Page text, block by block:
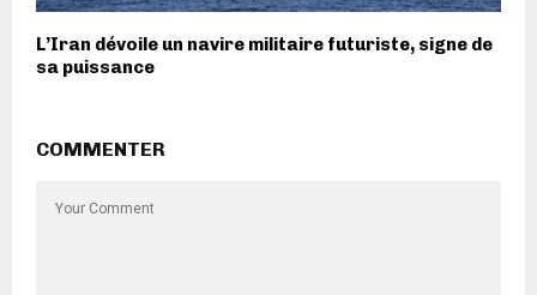
L’Iran dévoile un navire militaire futuriste, signe de
sa puissance
COMMENTER